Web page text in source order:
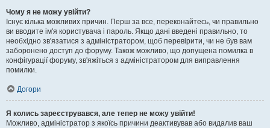
Чому я не можу увійти?
Існує кілька можливих причин. Перш за все, переконайтесь, чи правильно
ви вводите ім'я користувача і пароль. Якщо дані введені правильно, то
необхідно зв'язатися з адміністратором, щоб перевірити, чи не був вам
заборонено доступ до форуму. Також можливо, що допущена помилка в
конфігурації форуму, зв'яжіться з адміністратором для виправлення
помилки.
Догори
Я колись зареєструвався, але тепер не можу увійти!
Можливо, адміністратор з якоїсь причини деактивував або видалив ваш